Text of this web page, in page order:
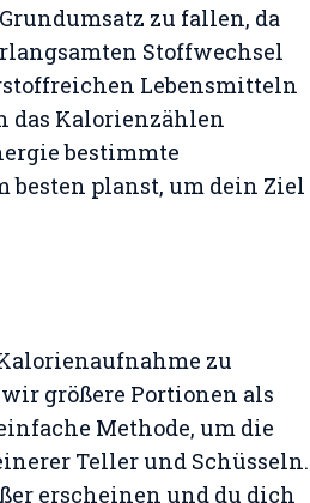
zu fallen, da
Stoffwechsel
Lebensmitteln
das Kalorienzählen
bestimmte
planst, um dein Ziel
zu
größere Portionen als
Methode, um die
Teller und Schüsseln.
erscheinen und du dich